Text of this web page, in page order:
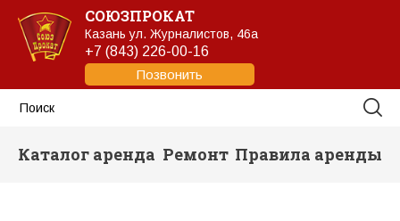
СОЮЗПРОКАТ
Казань ул. Журналистов, 46а
+7 (843) 226-00-16
Позвонить
Каталог аренда Ремонт Правила аренды